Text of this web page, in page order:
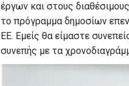
έργων και στους
το πρόγραμμα δημοσίων
ΕΕ. Εμείς θα είμαστε
συνεπής με τα